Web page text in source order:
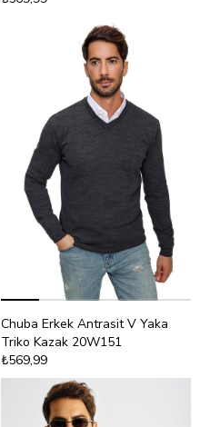
Chuba Erkek Antrasit V Yaka
Triko Kazak 20W151
₺569,99